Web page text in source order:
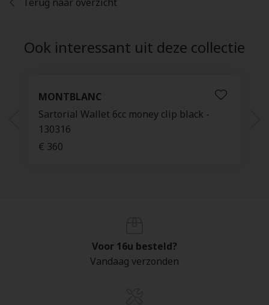
Ook interessant uit deze collectie
MONTBLANC
Sartorial Wallet 6cc money clip black -
130316
€ 360
Voor 16u besteld?
Vandaag verzonden